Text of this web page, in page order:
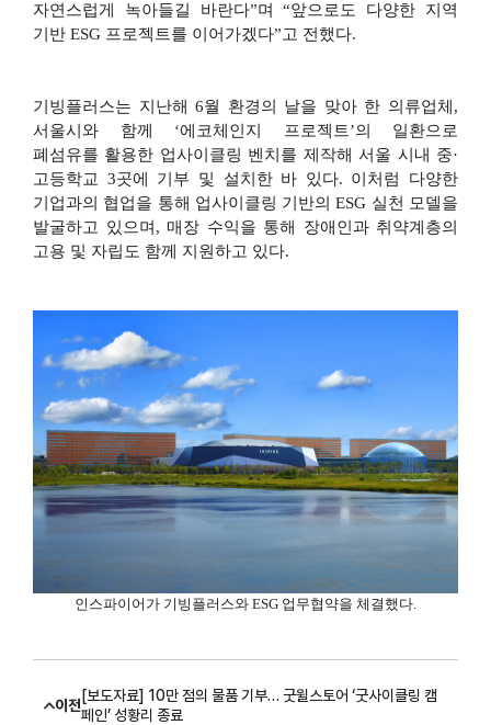
자연스럽게 녹아들길 바란다”며 “앞으로도 다양한 지역
기반 ESG 프로젝트를 이어가겠다”고 전했다.
기빙플러스는 지난해 6월 환경의 날을 맞아 한 의류업체 ,
서울시와 함께
‘에코체인지 프로젝트’의 일환으로
폐섬유를 활용한 업사이클링 벤치를 제작해 서울 시내 중·
고등학교
3곳에 기부 및 설치한 바 있다. 이처럼 다양한
기업과의 협업을 통해 업사이클링 기반의 ESG 실천 모델을
발굴하고 있으며 , 매장 수익을 통해 장애인과 취약계층의
고용 및 자립도 함께 지원하고 있다.
인스파이어가 기빙플러스와 ESG 업무협약을 체결했다.
이전
[보도자료] 10만 점의 물품 기부… 굿윌스토어 ‘굿사이클링 캠
페인’ 성황리 종료